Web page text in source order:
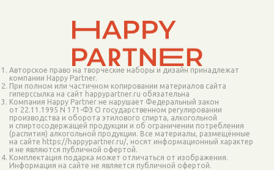
Авторское право на творческие наборы и дизайн принадлежат
компании Happy Partner.
При полном или частичном копировании материалов сайта
гиперссылка на сайт happypartner.ru обязательна
Компания Happy Partner не нарушает Федеральный закон
от 22.11.1995 N 171-ФЗ О государственном регулировании
производства и оборота этилового спирта, алкогольной
и спиртосодержащей продукции и об ограничении потребления
(распития) алкогольной продукции. Все материалы, размещённые
на сайте https://happypartner.ru/, носят информационный характер
и не являются публичной офертой.
Комплектация подарка может отличаться от изображения.
Информация на сайте не является публичной офертой.